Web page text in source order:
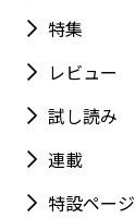
特集
レビュー
試し読み
連載
特設ページ